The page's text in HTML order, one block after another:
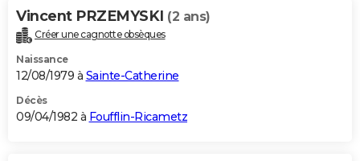
Vincent PRZEMYSKI (2 ans)
Créer une cagnotte obsèques
Naissance
12/08/1979 à Sainte-Catherine
Décès
09/04/1982 à Foufflin-Ricametz